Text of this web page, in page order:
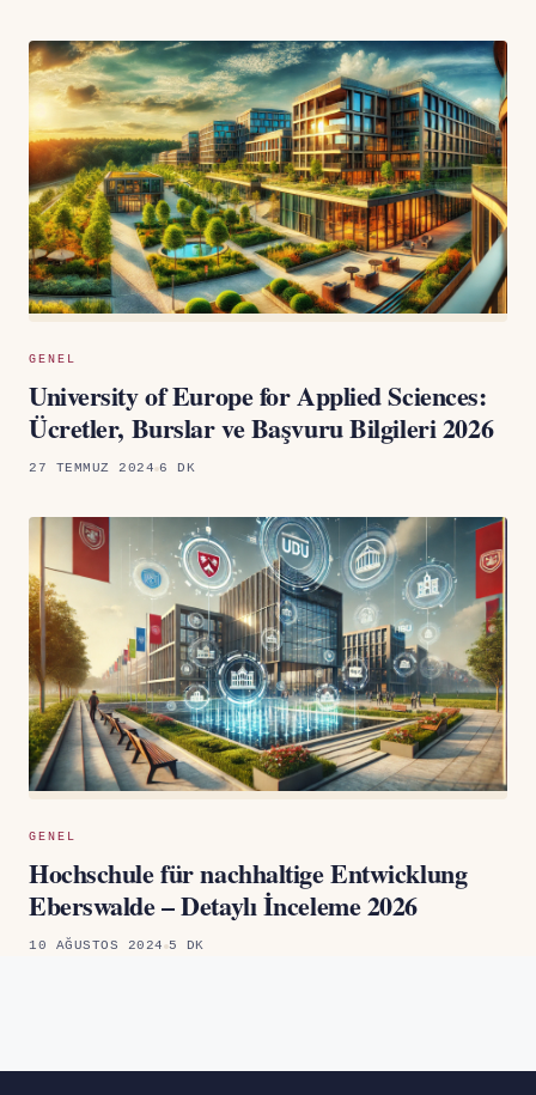
GENEL
University of Europe for Applied Sciences:
Ücretler, Burslar ve Başvuru Bilgileri 2026
27 TEMMUZ 2024 6 DK
GENEL
Hochschule für nachhaltige Entwicklung
Eberswalde – Detaylı İnceleme 2026
10 AĞUSTOS 2024 5 DK